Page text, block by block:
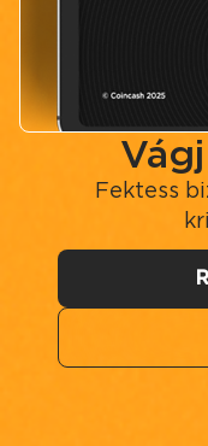
Fektess